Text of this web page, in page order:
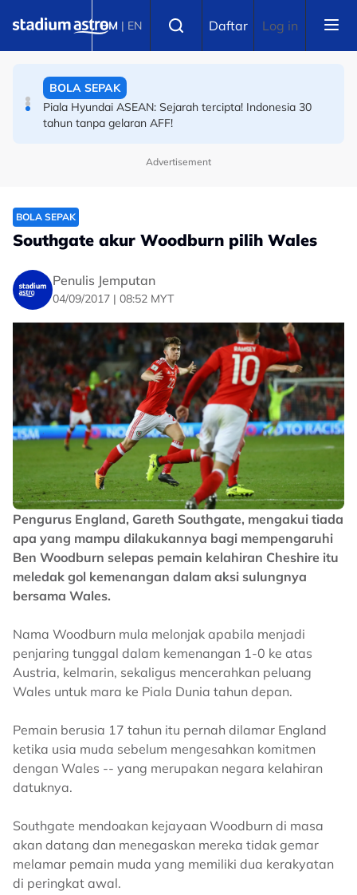
BM | EN Daftar Log in
Final Masters Korea: Eksperimen berjaya! Beregu
BOLA SEPAK
Piala Hyundai ASEAN: Sejarah tercipta! Indonesia 30
tahun tanpa gelaran AFF!
Advertisement
BOLA SEPAK
Southgate akur Woodburn pilih Wales
Penulis Jemputan
04/09/2017 | 08:52 MYT
Pengurus England, Gareth Southgate, mengakui tiada
apa yang mampu dilakukannya bagi mempengaruhi
Ben Woodburn selepas pemain kelahiran Cheshire itu
meledak gol kemenangan dalam aksi sulungnya
bersama Wales.
Nama Woodburn mula melonjak apabila menjadi
penjaring tunggal dalam kemenangan 1-0 ke atas
Austria, kelmarin, sekaligus mencerahkan peluang
Wales untuk mara ke Piala Dunia tahun depan.
Pemain berusia 17 tahun itu pernah dilamar England
ketika usia muda sebelum mengesahkan komitmen
dengan Wales -- yang merupakan negara kelahiran
datuknya.
Southgate mendoakan kejayaan Woodburn di masa
akan datang dan menegaskan mereka tidak gemar
melamar pemain muda yang memiliki dua kerakyatan
di peringkat awal.